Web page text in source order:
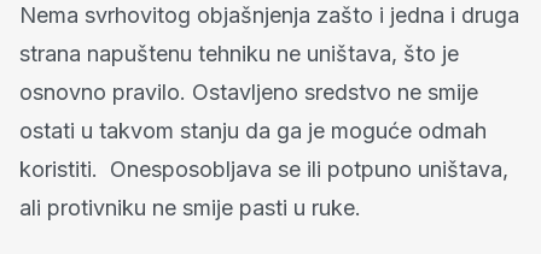
Nema svrhovitog objašnjenja zašto i jedna i druga
strana napuštenu tehniku ne uništava, što je
osnovno pravilo. Ostavljeno sredstvo ne smije
ostati u takvom stanju da ga je moguće odmah
koristiti. Onesposobljava se ili potpuno uništava,
ali protivniku ne smije pasti u ruke.